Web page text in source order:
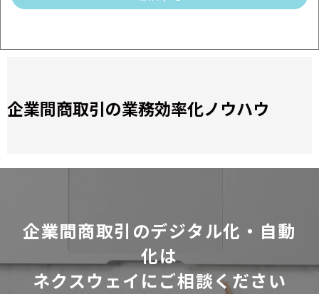
企業間商取引の業務効率化ノウハウ
企業間商取引のデジタル化・自動
化は
ネクスウェイにご相談ください